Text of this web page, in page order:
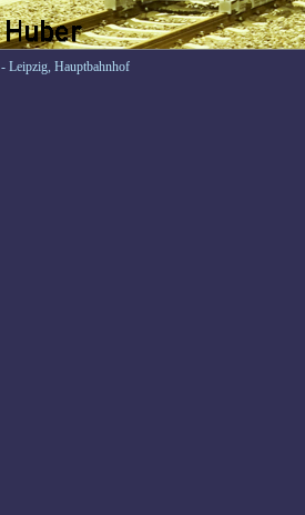
- Leipzig, Hauptbahnhof